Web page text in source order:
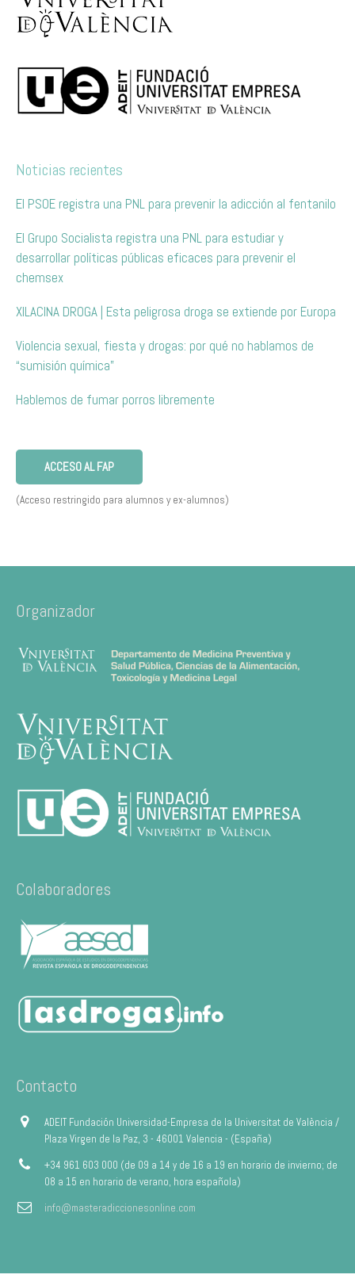
Noticias recientes
El PSOE registra una PNL para prevenir la adicción al fentanilo
El Grupo Socialista registra una PNL para estudiar y
desarrollar políticas públicas eficaces para prevenir el
chemsex
XILACINA DROGA | Esta peligrosa droga se extiende por Europa
Violencia sexual, fiesta y drogas: por qué no hablamos de
“sumisión química”
Hablemos de fumar porros libremente
ACCESO AL FAP
(Acceso restringido para alumnos y ex-alumnos)
Organizador
Colaboradores
Contacto
ADEIT Fundación Universidad-Empresa de la Universitat de València /
Plaza Virgen de la Paz, 3 - 46001 Valencia - (España)
+34 961 603 000 (de 09 a 14 y de 16 a 19 en horario de invierno; de
08 a 15 en horario de verano, hora española)
info@masteradiccionesonline.com